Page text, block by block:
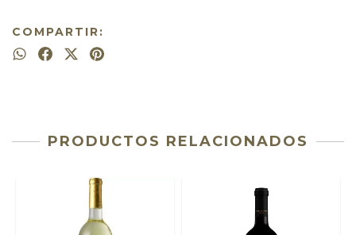
COMPARTIR:
PRODUCTOS RELACIONADOS